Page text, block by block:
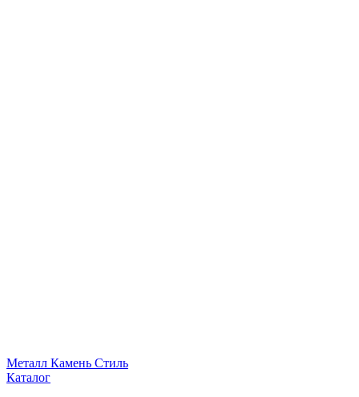
Металл Камень Стиль
Каталог